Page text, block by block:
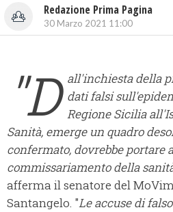
Redazione Prima Pagina
30 Marzo 2021 11:00
"D all'inchiesta della
dati falsi
Regione Sicilia
Sanità, emerge un quadro
confermato, dovrebbe portare
commissariamento della
afferma il senatore del
Santangelo. "Le accuse di